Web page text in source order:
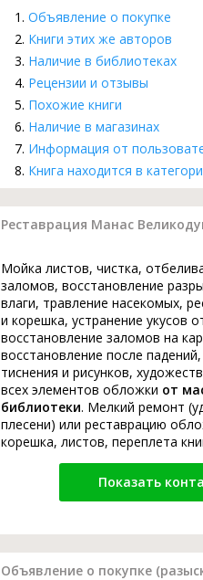
Объявление о покупке
Книги этих же авторов
Наличие в библиотеках
Рецензии и отзывы
Похожие книги
Наличие в магазинах
Информация от
Книга находится в
Реставрация Манас
Мойка листов, чистка,
заломов, восстановление
влаги, травление насекомых,
и корешка, устранение укусов
восстановление заломов на
восстановление после
тиснения и рисунков,
всех элементов обложки от
библиотеки. Мелкий ремонт
плесени) или реставрацию
корешка, листов, переплета
Показать
Объявление о покупке